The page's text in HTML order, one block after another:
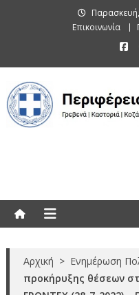
Επικοινωνία
Αρχική > Ενημέρωση
προκήρυξης θέσεων